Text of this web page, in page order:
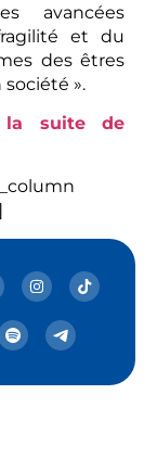
avancées
et du
des êtres
».
la suite de